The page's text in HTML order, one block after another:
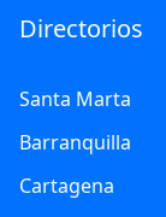
Directorios
Santa Marta
Barranquilla
Cartagena